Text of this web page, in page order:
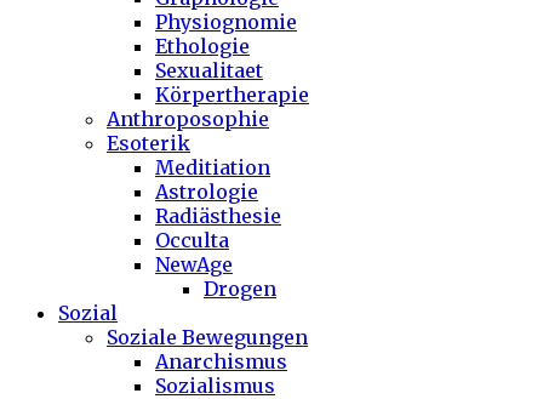
Physiognomie
Ethologie
Sexualitaet
Körpertherapie
Anthroposophie
Esoterik
Meditiation
Astrologie
Radiästhesie
Occulta
NewAge
Drogen
Sozial
Soziale Bewegungen
Anarchismus
Sozialismus